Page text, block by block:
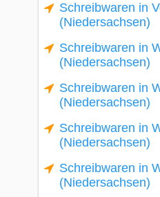
Schreibwaren in
(Niedersachsen)
Schreibwaren in
(Niedersachsen)
Schreibwaren in
(Niedersachsen)
Schreibwaren in
(Niedersachsen)
Schreibwaren in
(Niedersachsen)